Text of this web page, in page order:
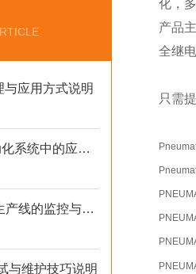
与应用方式说明
BECK压力开关在自动化系统中的应用说明
EGE传感器如何提升生产线的监控与管理效率？
与维护技巧说明
化，
产品
全继
只需